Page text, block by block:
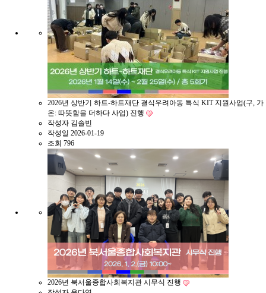
2026년 상반기 하트-하트재단 결식우려아동 특식 KIT 지원사업(구, 가
온: 따뜻함을 더하다 사업) 진행
작성자 김솔빈
작성일 2026-01-19
조회 796
2026년 북서울종합사회복지관 시무식 진행